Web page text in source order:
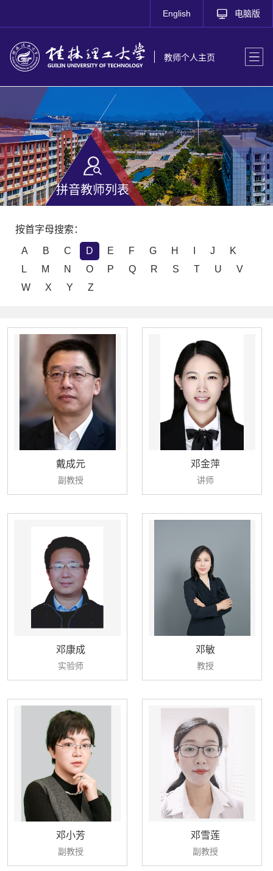
电脑版
English
教师个人主页
拼音教师列表
按首字母搜索：
A B C D E F G H J
K
L
M N O P Q R S T U
V
W
X Y Z
戴成元
副教授
邓金萍
讲师
邓康成
实验师
邓敏
教授
邓小芳
副教授
邓雪莲
副教授